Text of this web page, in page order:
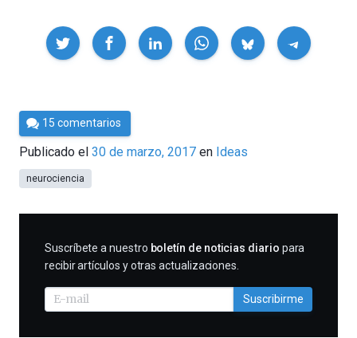
Compartir
Por
César
Tomé
15 comentarios
Publicado el 30 de marzo, 2017 en Ideas
neurociencia
SUSCRIBIRME
Suscríbete a nuestro boletín de noticias diario para
recibir artículos y otras actualizaciones.
Suscribirme